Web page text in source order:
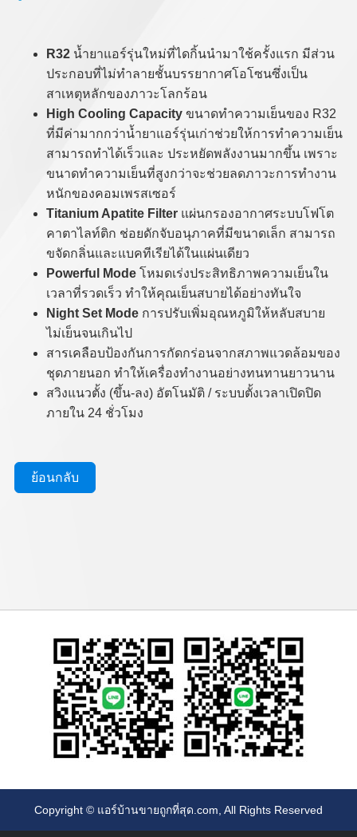
R32น้ำยาแอร์รุ่นใหม่ที่ไดกิ้นนำมาใช้ครั้งแรก มีส่วน
ประกอบที่ไม่ทำลายชั้นบรรยากาศโอโซนซึ่งเป็น
สาเหตุหลักของภาวะโลกร้อน
High Cooling Capacityขนาดทำความเย็นของ R32
ที่มีค่ามากกว่าน้ำยาแอร์รุ่นเก่าช่วยให้การทำความเย็น
สามารถทำได้เร็วและ ประหยัดพลังงานมากขึ้น เพราะ
ขนาดทำความเย็นที่สูงกว่าจะช่วยลดภาวะการทำงาน
หนักของคอมเพรสเซอร์
Titanium Apatite Filterแผ่นกรองอากาศระบบโฟโต
คาตาไลท์ติก ช่อยดักจับอนุภาคที่มีขนาดเล็ก สามารถ
ขจัดกลิ่นและแบคทีเรียได้ในแผ่นเดียว
Powerful Modeโหมดเร่งประสิทธิภาพความเย็นใน
เวลาที่รวดเร็ว ทำให้คุณเย็นสบายได้อย่างทันใจ
Night Set Modeการปรับเพิ่มอุณหภูมิให้หลับสบาย
ไม่เย็นจนเกินไป
สารเคลือบป้องกันการกัดกร่อนจากสภาพแวดล้อมของ
ชุดภายนอก ทำให้เครื่องทำงานอย่างทนทานยาวนาน
สวิงแนวตั้ง (ขึ้น-ลง) อัตโนมัติ / ระบบตั้งเวลาเปิดปิด
ภายใน 24 ชั่วโมง
ย้อนกลับ
Copyright © แอร์บ้านขายถูกที่สุด.com , All Rights Reserved